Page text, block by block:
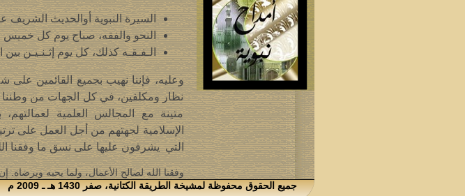
السيرة النبوية أوالحديث
النحو والفقه، صباح يوم كل خميس من الساعة 10 إلى
الـفـقـه كذلك، كل يوم إثـنـيـن بين
وعليه، فإننا نهيب بجميع القائمين على
نظار ومكلفين، في كل الجهات من وطننا
متينة مع المجالس العلمية لعمالتهم،
الإسلامية لجهتهم من أجل العمل على
التي يشرفون عليها على نسق ما وفقنا
وفقنا الله لصالح الأعمال، ولما يحبه ويرضاه.
جميع الحقوق محفوظة لمشيخة الطريقة الكتانية، صفر 1430 هـ ـ 2009 م